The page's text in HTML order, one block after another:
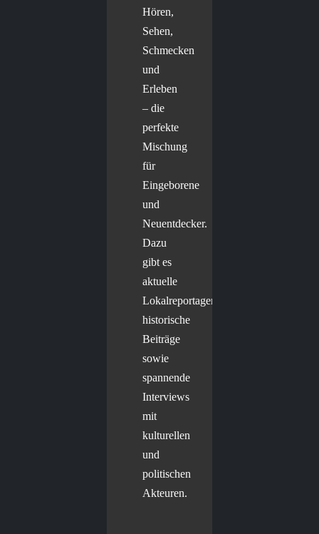
Hören,
Sehen,
Schmecken
und
Erleben
– die
perfekte
Mischung
für
Eingeborene
und
Neuentdecker.
Dazu
gibt es
aktuelle
Lokalreportagen,
historische
Beiträge
sowie
spannende
Interviews
mit
kulturellen
und
politischen
Akteuren.